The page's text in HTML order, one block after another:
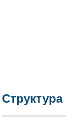
Структура